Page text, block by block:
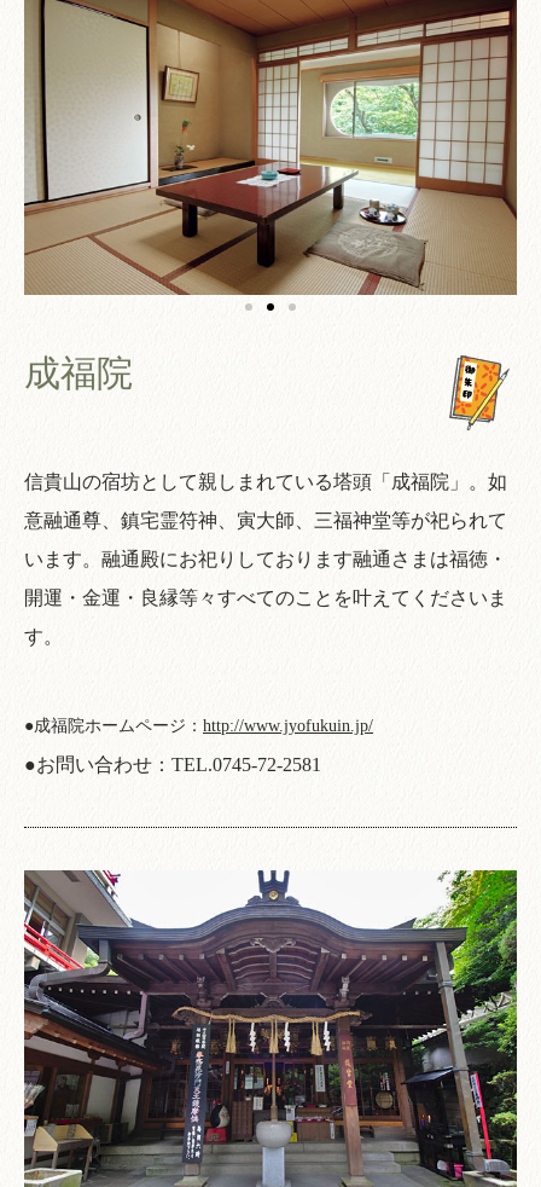
成福院
信貴山の宿坊として親しまれている塔頭「成福院」。如
意融通尊、鎮宅霊符神、寅大師、三福神堂等が祀られて
います。融通殿にお祀りしております融通さまは福徳・
開運・金運・良縁等々すべてのことを叶えてくださいま
す。
●成福院ホームページ： http://www.jyofukuin.jp/
●お問い合わせ： TEL.0745-72-2581